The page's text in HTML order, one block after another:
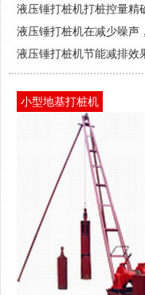
液压锤打桩机打桩控量精
液压锤打桩机在减少噪声
液压锤打桩机节能减排效
小型地基打桩机